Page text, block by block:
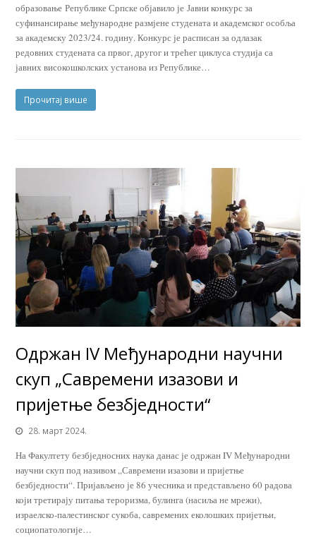
образовање Републике Српске објавило је Јавни конкурс за
суфинансирање међународне размјене студената и академског особља
за академску 2023/24. годину. Конкурс је расписан за одлазак
редовних студената са првог, другог и трећег циклуса студија са
јавних високошколских установа из Републике…
Прочитај више
Одржан IV Међународни научни
скуп „Савремени изазови и
пријетње безбједности“
28. март 2024.
На Факултету безбједносних наука данас је одржан IV Међународни
научни скуп под називом „Савремени изазови и пријетње
безбједности“. Пријављено је 86 учесника и представљено 60 радова
који третирају питања тероризма, булинга (насиља не мрежи),
израелско-палестинског сукоба, савремених еколошких пријетњи,
социопатологије…